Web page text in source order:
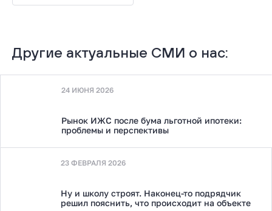
Другие актуальные СМИ о нас:
24 ИЮНЯ 2026
Рынок ИЖС после бума льготной ипотеки:
проблемы и перспективы
23 ФЕВРАЛЯ 2026
Ну и школу строят. Наконец-то подрядчик
решил пояснить, что происходит на объекте